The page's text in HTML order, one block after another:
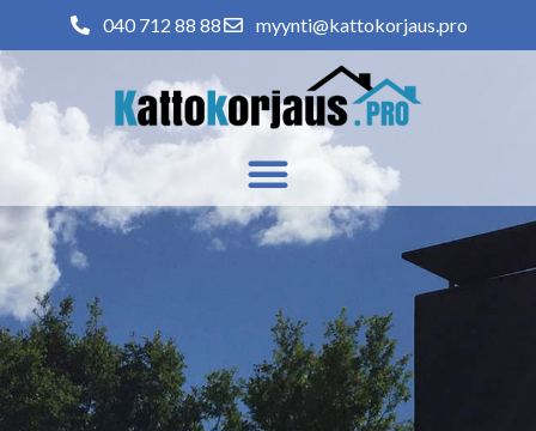
040 712 88 88 myynti@kattokorjaus.pro